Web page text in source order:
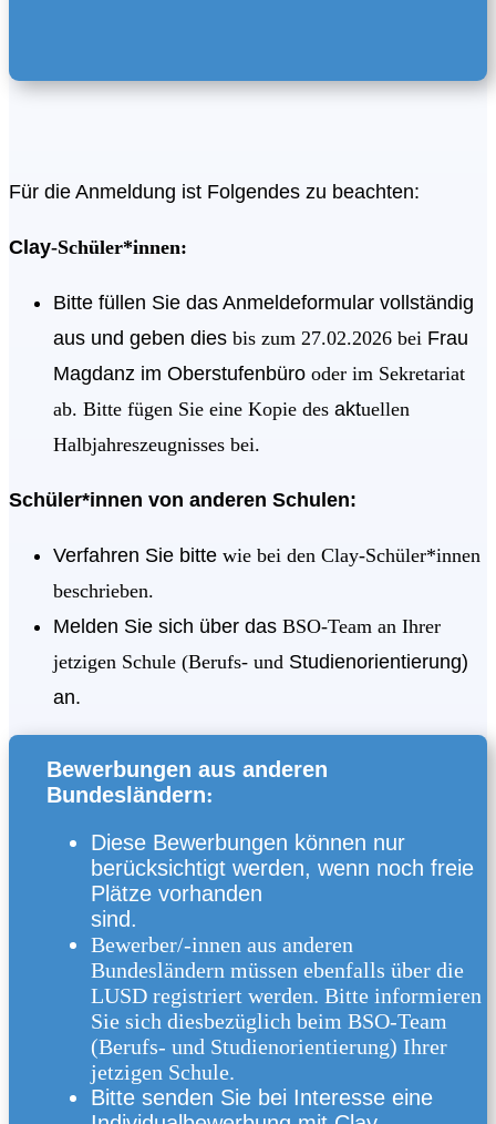
Für die Anmeldung ist Folgendes zu beachten:
Clay-Schüler*innen:
Bitte füllen Sie das Anmeldeformular vollständig
aus und geben dies bis zum 27.02.2026 bei Frau
Magdanz im Oberstufenbüro oder im Sekretariat
ab. Bitte fügen Sie eine Kopie des aktuellen
Halbjahreszeugnisses bei.
Schüler*innen von anderen Schulen:
Verfahren Sie bitte wie bei den Clay-Schüler*innen
beschrieben.
Melden Sie sich über das BSO-Team an Ihrer
jetzigen Schule (Berufs- und Studienorientierung)
an.
Bewerbungen aus anderen
Bundesländern:
Diese Bewerbungen können nur
berücksichtigt werden, wenn noch freie
Plätze vorhanden
sind.
Bewerber/-innen aus anderen
Bundesländern müssen ebenfalls über die
LUSD registriert werden. Bitte informieren
Sie sich diesbezüglich beim BSO-Team
(Berufs- und Studienorientierung) Ihrer
jetzigen Schule.
Bitte senden Sie bei Interesse eine